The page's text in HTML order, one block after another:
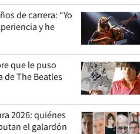
de carrera: “Yo
y he
que le puso
de The Beatles
2026: quiénes
el galardón